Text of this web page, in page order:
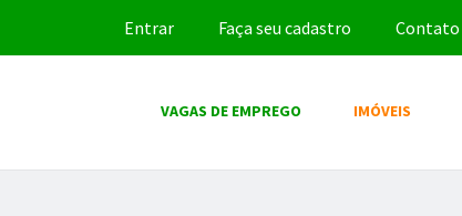
Entrar Faça seu cadastro Contato
VAGAS DE EMPREGO IMÓVEIS